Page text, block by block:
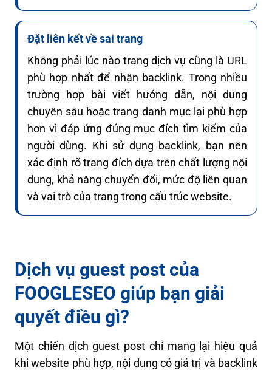
Đặt liên kết về sai trang
Không phải lúc nào trang dịch vụ cũng là URL
phù hợp nhất để nhận backlink. Trong nhiều
trường hợp bài viết hướng dẫn, nội dung
chuyên sâu hoặc trang danh mục lại phù hợp
hơn vì đáp ứng đúng mục đích tìm kiếm của
người dùng. Khi sử dụng backlink, bạn nên
xác định rõ trang đích dựa trên chất lượng nội
dung, khả năng chuyển đổi, mức độ liên quan
và vai trò của trang trong cấu trúc website.
Dịch vụ guest post của
FOOGLESEO giúp bạn giải
quyết điều gì?
Một chiến dịch guest post chỉ mang lại hiệu quả
khi website phù hợp, nội dung có giá trị và backlink